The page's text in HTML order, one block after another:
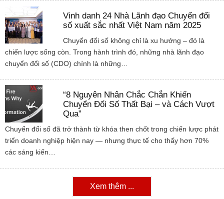
Vinh danh 24 Nhà Lãnh đạo Chuyển đổi
số xuất sắc nhất Việt Nam năm 2025
Chuyển đổi số không chỉ là xu hướng – đó là
chiến lược sống còn. Trong hành trình đó, những nhà lãnh đạo
chuyển đổi số (CDO) chính là những…
“8 Nguyên Nhân Chắc Chắn Khiến
Chuyển Đổi Số Thất Bại – và Cách Vượt
Qua”
Chuyển đổi số đã trở thành từ khóa then chốt trong chiến lược phát
triển doanh nghiệp hiện nay — nhưng thực tế cho thấy hơn 70%
các sáng kiến…
Xem thêm ...